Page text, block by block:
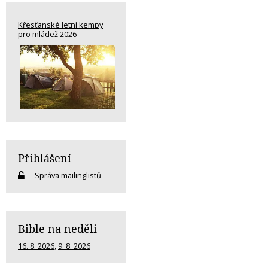
Křesťanské letní kempy
pro mládež 2026
Přihlášení
Správa mailinglistů
Bible na neděli
16. 8. 2026, 9. 8. 2026